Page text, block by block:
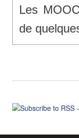
Les
de